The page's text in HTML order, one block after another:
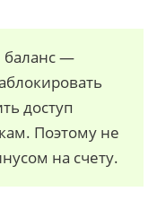
—
доступ
Поэтому не
на счету.